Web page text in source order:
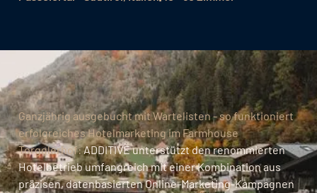
Ganzjährig ausgebucht mit Wartelisten - so funktioniert
erfolgreiches Hotelmarketing im Farmhouse
Torgglerhof:ADDITIVE unterstützt den renommierten
Hotelbetrieb umfangreich mit einer Kombination aus
präzisen, datenbasierten Online-Marketing-Kampagnen